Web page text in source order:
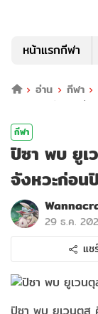
หน้าแรกกีฬา
อ่าน กีฬา
ม้าลายคุมจังหวะก่อ
กีฬา
ปิซา พบ ยูเ
จังหวะก่อน
29 ธ.ค.
แช